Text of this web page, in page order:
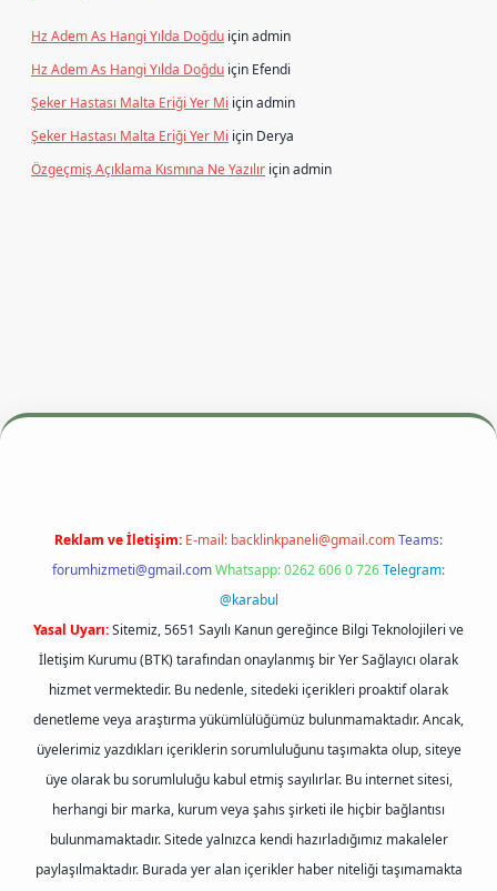
Hz Adem As Hangi Yılda Doğdu içinadmin
Hz Adem As Hangi Yılda Doğdu için Efendi
Şeker Hastası Malta Eriği Yer Mi içinadmin
Şeker Hastası Malta Eriği Yer Mi için Derya
Özgeçmiş Açıklama Kısmına Ne Yazılır içinadmin
betexper.xyzm elexbet
Reklam ve İletişim: E-mail: backlinkpaneli@gmail.comTeams:
forumhizmeti@gmail.comWhatsapp: 0262 606 0 726Telegram:
@karabul
Yasal Uyarı:Sitemiz, 5651 Sayılı Kanun gereğince Bilgi Teknolojileri ve
İletişim Kurumu (BTK) tarafından onaylanmış bir Yer Sağlayıcı olarak
hizmet vermektedir. Bu nedenle, sitedeki içerikleri proaktif olarak
denetleme veya araştırma yükümlülüğümüz bulunmamaktadır. Ancak,
üyelerimiz yazdıkları içeriklerin sorumluluğunu taşımakta olup, siteye
üye olarak bu sorumluluğu kabul etmiş sayılırlar. Bu internet sitesi,
herhangi bir marka, kurum veya şahıs şirketi ile hiçbir bağlantısı
bulunmamaktadır. Sitede yalnızca kendi hazırladığımız makaleler
paylaşılmaktadır. Burada yer alan içerikler haber niteliği taşımamakta